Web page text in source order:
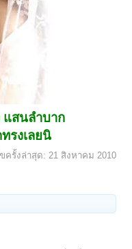
แสนลำบาก
รงเลยนิ
ครั้งล่าสุด: 21 สิงหาคม 2010